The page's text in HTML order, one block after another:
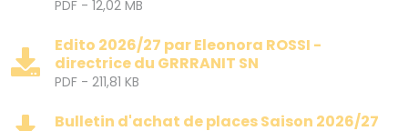
PDF - 12,02 MB
Edito 2026/27 par Eleonora ROSSI -
directrice du GRRRANIT SN
PDF - 211,81 KB
Bulletin d'achat de places Saison 2026/27